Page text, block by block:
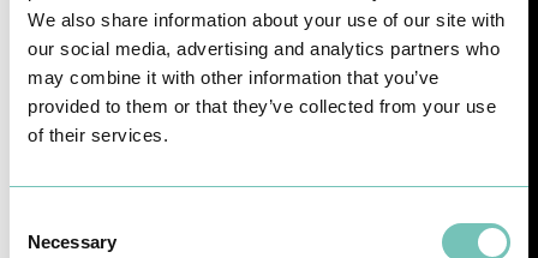
We also share information about your use of our site with
our social media, advertising and analytics partners who
may combine it with other information that you’ve
provided to them or that they’ve collected from your use
of their services.
Selection
Necessary